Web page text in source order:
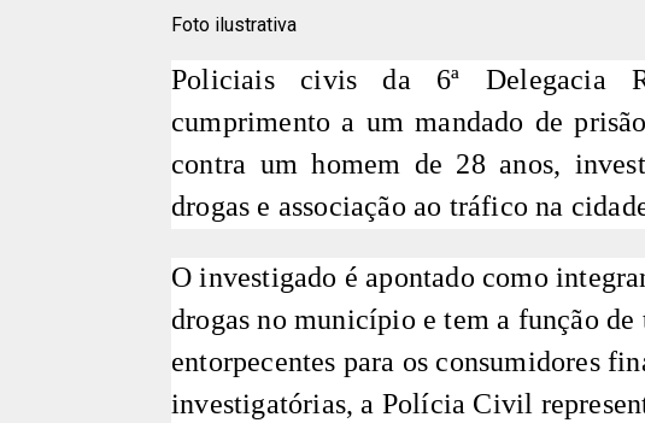
Foto ilustrativa
Policiais civis da 6ª Delegacia
cumprimento a um mandado de
contra um homem de 28 anos,
drogas e associação ao tráfico na
O investigado é apontado como
drogas no município e tem a função de
entorpecentes para os consumidores
investigatórias, a Polícia Civil